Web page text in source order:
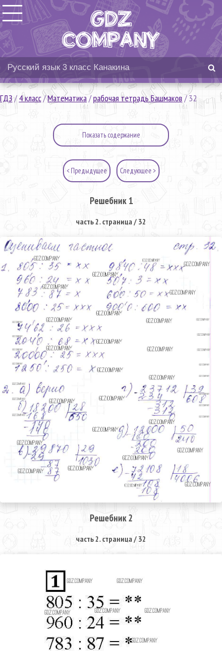
ГДЗ/4 класс/Математика/рабочая тетрадь Башмаков /32
Показать содержание
< Предыдущее Следующее >
Решебник 1
часть 2. страница / 32
Решебник 2
часть 2. страница / 32